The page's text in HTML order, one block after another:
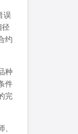
误
约
种
件
完